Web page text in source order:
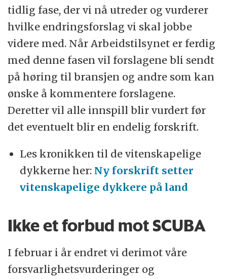
tidlig fase, der vi nå utreder og vurderer
hvilke endringsforslag vi skal jobbe
videre med. Når Arbeidstilsynet er ferdig
med denne fasen vil forslagene bli sendt
på høring til bransjen og andre som kan
ønske å kommentere forslagene.
Deretter vil alle innspill blir vurdert før
det eventuelt blir en endelig forskrift.
Les kronikken til de vitenskapelige
dykkerne her: Ny forskrift setter
vitenskapelige dykkere på land
Ikke et forbud mot SCUBA
I februar i år endret vi derimot våre
forsvarlighetsvurderinger og